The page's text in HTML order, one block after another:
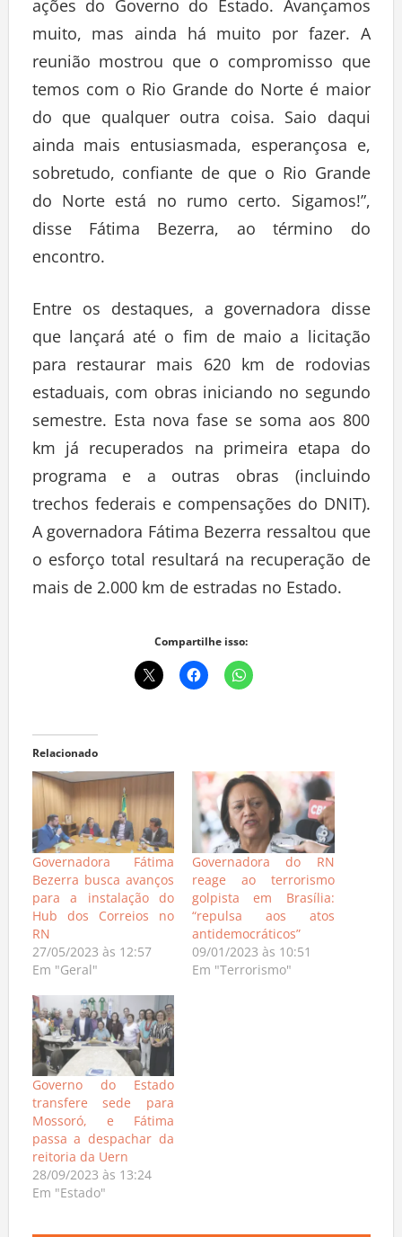
ações do Governo do Estado. Avançamos
muito, mas ainda há muito por fazer. A
reunião mostrou que o compromisso que
temos com o Rio Grande do Norte é maior
do que qualquer outra coisa. Saio daqui
ainda mais entusiasmada, esperançosa e,
sobretudo, confiante de que o Rio Grande
do Norte está no rumo certo. Sigamos!”,
disse Fátima Bezerra, ao término do
encontro.
Entre os destaques, a governadora disse
que lançará até o fim de maio a licitação
para restaurar mais 620 km de rodovias
estaduais, com obras iniciando no segundo
semestre. Esta nova fase se soma aos 800
km já recuperados na primeira etapa do
programa e a outras obras (incluindo
trechos federais e compensações do DNIT).
A governadora Fátima Bezerra ressaltou que
o esforço total resultará na recuperação de
mais de 2.000 km de estradas no Estado.
Compartilhe isso:
Relacionado
Governadora Fátima
Bezerra busca avanços
para a instalação do
Hub dos Correios no
RN
27/05/2023 às 12:57
Em "Geral"
Governadora do RN
reage ao terrorismo
golpista em Brasília:
“repulsa aos atos
antidemocráticos”
09/01/2023 às 10:51
Em "Terrorismo"
Governo do Estado
transfere sede para
Mossoró, e Fátima
passa a despachar da
reitoria da Uern
28/09/2023 às 13:24
Em "Estado"